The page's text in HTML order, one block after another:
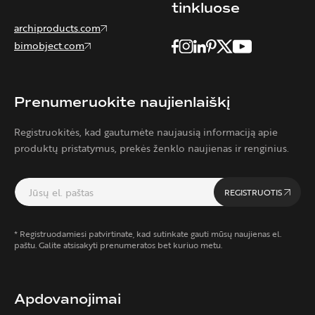
archiproducts.com
bimobject.com
tinkluose
Prenumeruokite naujienlaiškį
Registruokitės, kad gautumėte naujausią informaciją apie
produktų pristatymus, prekės ženklo naujienas ir renginius.
REGISTRUOTIS
* Registruodamiesi patvirtinate, kad sutinkate gauti mūsų naujienas el.
paštu. Galite atsisakyti prenumeratos bet kuriuo metu.
Apdovanojimai